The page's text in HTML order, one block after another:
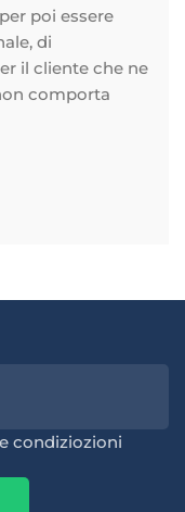
poi essere
di
il cliente che ne
comporta
condiziozioni